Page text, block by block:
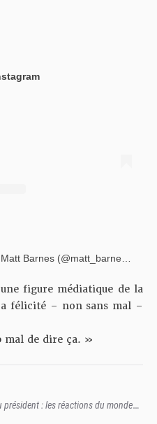
président : les réactions du monde
Une publication partagée par Matt Barnes (@matt_barnes9)
figure médiatique de la
félicité – non sans mal –
mal de dire ça. »